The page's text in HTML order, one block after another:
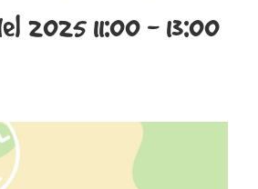
2025 11:00 - 13:00